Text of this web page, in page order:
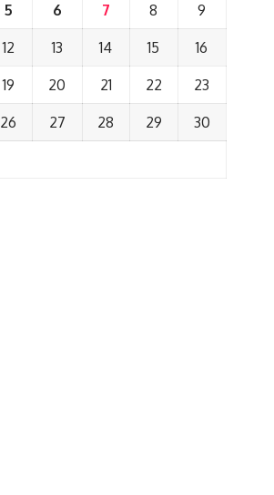
5 6 7 8 9
12 13 14 15 16
19 20 21 22 23
26 27 28 29 30